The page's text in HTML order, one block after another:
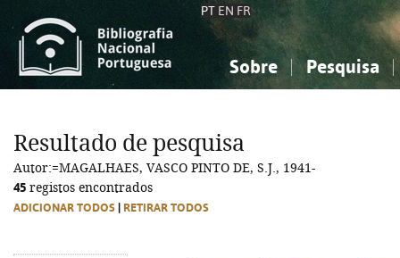
PT EN FR
Sobre Pesquisa
Ciências sociais...
Arte, desporto...
Ciências sociais...
Arte, desporto...
Resultado de pesquisa
Autor:=MAGALHAES, VASCO PINTO DE, S.J., 1941-
45 registos encontrados
ADICIONAR TODOS RETIRAR TODOS